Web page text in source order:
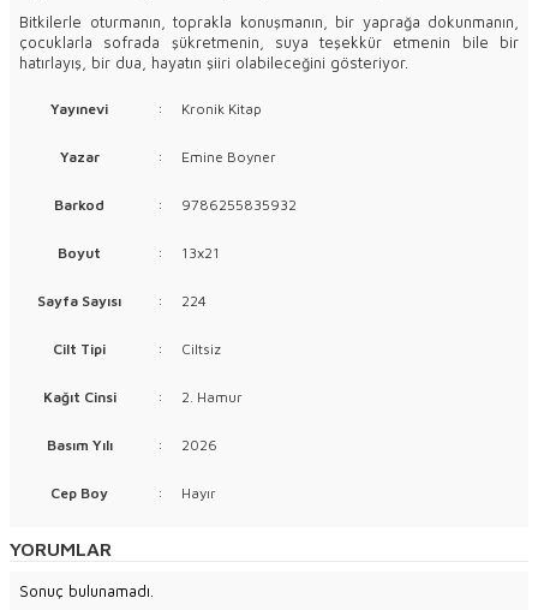
Bitkilerle oturmanın, toprakla konuşmanın, bir yaprağa dokunmanın,
çocuklarla sofrada şükretmenin, suya teşekkür etmenin bile bir
hatırlayış, bir dua, hayatın şiiri olabileceğini gösteriyor.
Yayınevi : Kronik Kitap
Yazar : Emine Boyner
Barkod : 9786255835932
Boyut : 13x21
Sayfa Sayısı : 224
Cilt Tipi : Ciltsiz
Kağıt Cinsi : 2. Hamur
Basım Yılı : 2026
Cep Boy : Hayır
YORUMLAR
Sonuç bulunamadı.